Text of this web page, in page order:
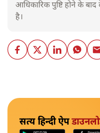
आधिकारिक पुष्टि होने के बाद
है।
सत्य हिन्दी ऐप